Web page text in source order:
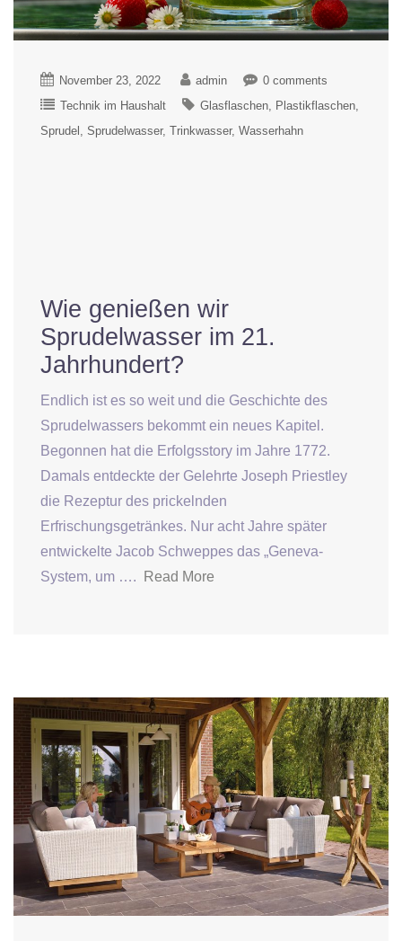
November 23, 2022 admin
0 comments
Technik im Haushalt
Glasflaschen
Plastikflaschen
Sprudel
Sprudelwasser Trinkwasser Wasserhahn
Wie genießen wir
Sprudelwasser im 21.
Jahrhundert?
Endlich ist es so weit und die Geschichte des
Sprudelwassers bekommt ein neues Kapitel.
Begonnen hat die Erfolgsstory im Jahre 1772.
Damals entdeckte der Gelehrte Joseph Priestley
die Rezeptur des prickelnden
Erfrischungsgetränkes. Nur acht Jahre später
entwickelte Jacob Schweppes das „Geneva-
System, um ….
Read More